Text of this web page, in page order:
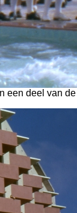
een deel van